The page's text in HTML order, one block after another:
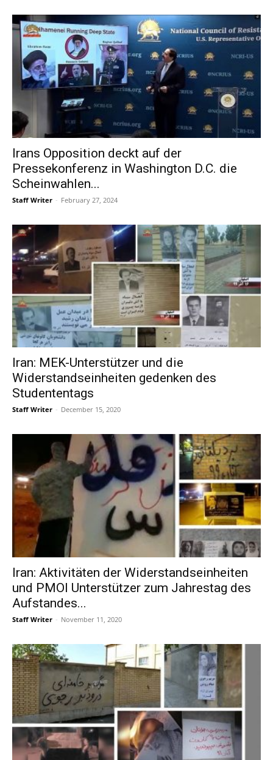
Irans Opposition deckt auf der
Pressekonferenz in Washington D.C. die
Scheinwahlen...
Staff Writer - February 27, 2024
Iran: MEK-Unterstützer und die
Widerstandseinheiten gedenken des
Studententags
Staff Writer - December 15, 2020
Iran: Aktivitäten der Widerstandseinheiten
und PMOI Unterstützer zum Jahrestag des
Aufstandes...
Staff Writer - November 11, 2020